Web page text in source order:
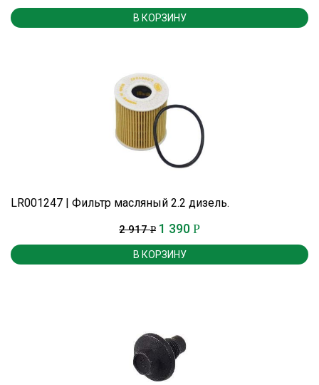
В КОРЗИНУ
LR001247 | Фильтр масляный 2.2 дизель.
2 917Р 1 390 Р
В КОРЗИНУ